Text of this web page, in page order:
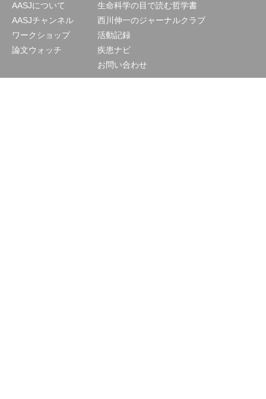
AASJについて
AASJチャンネル
ワークショップ
論文ウォッチ
生命科学の目で読む哲学書
西川伸一のジャーナルクラブ
活動記録
疾患ナビ
お問い合わせ